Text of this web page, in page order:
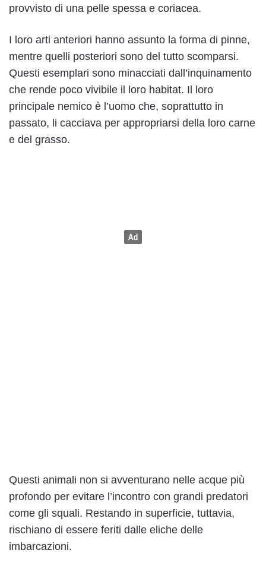
provvisto di una pelle spessa e coriacea.
I loro arti anteriori hanno assunto la forma di pinne,
mentre quelli posteriori sono del tutto scomparsi.
Questi esemplari sono minacciati dall’inquinamento
che rende poco vivibile il loro habitat. Il loro
principale nemico è l’uomo che, soprattutto in
passato, li cacciava per appropriarsi della loro carne
e del grasso.
Questi animali non si avventurano nelle acque più
profondo per evitare l’incontro con grandi predatori
come gli squali. Restando in superficie, tuttavia,
rischiano di essere feriti dalle eliche delle
imbarcazioni.